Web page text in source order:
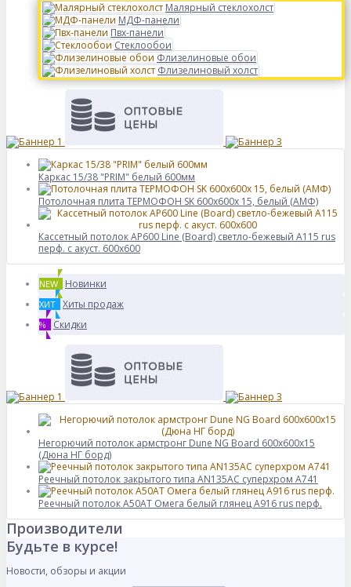
Малярный стеклохолст
МДФ-панели
Пвх-панели
Стеклообои
Флизелиновые обои
Флизелиновый холст
Каркас 15/38 "PRIM" белый 600мм
Потолочная плита ТЕРМОФОН SK 600x600x 15, белый (АМФ)
Кассетный потолок AP600 Line (Board) светло-бежевый А115 rus
перф. с акуст. 600x600
NEW Новинки
ХИТ Хиты продаж
% Скидки
Негорючий потолок армстронг Dune NG Board 600x600x15
(Дюна НГ борд)
Реечный потолок закрытого типа AN135AС суперхром А741
Реечный потолок A50AT Омега белый глянец А916 rus перф.
Производители
Будьте в курсе!
Новости, обзоры и акции